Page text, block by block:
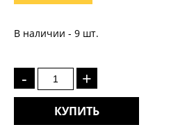
В наличии - 9 шт.
- +
КУПИТЬ